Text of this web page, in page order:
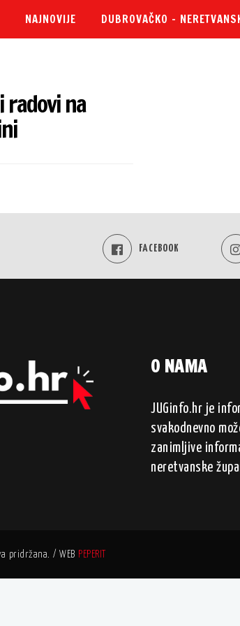
NAJNOVIJE DUBROVAČKO –
radovi na
FACEBOOK
O NAMA
JUGinfo.hr je
svakodnevno
zanimljive
neretvanske
pridržana. / WEB PEPERIT